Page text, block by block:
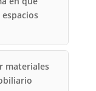
materiales